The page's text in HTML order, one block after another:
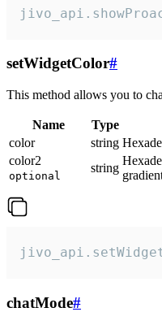
setWidgetColor#
This method allows you to
Name Type
color
string
color2
optional
string
chatMode#